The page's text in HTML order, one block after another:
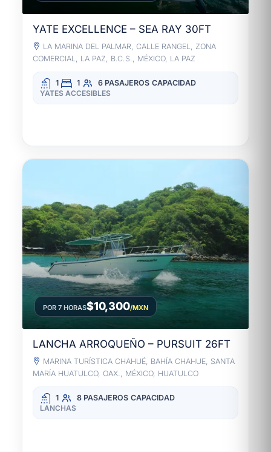
YATE EXCELLENCE – SEA RAY 30FT
LA MARINA DEL PALMAR, CALLE RANGEL, ZONA
COMERCIAL, LA PAZ, B.C.S., MÉXICO, LA PAZ
1 1 6 PASAJEROS CAPACIDAD
YATES ACCESIBLES
POR 7 HORAS$10,300/MXN
LANCHA ARROQUEÑO – PURSUIT 26FT
MARINA TURÍSTICA CHAHUÉ, BAHÍA CHAHUE, SANTA
MARÍA HUATULCO, OAX., MÉXICO, HUATULCO
1 8 PASAJEROS CAPACIDAD
LANCHAS